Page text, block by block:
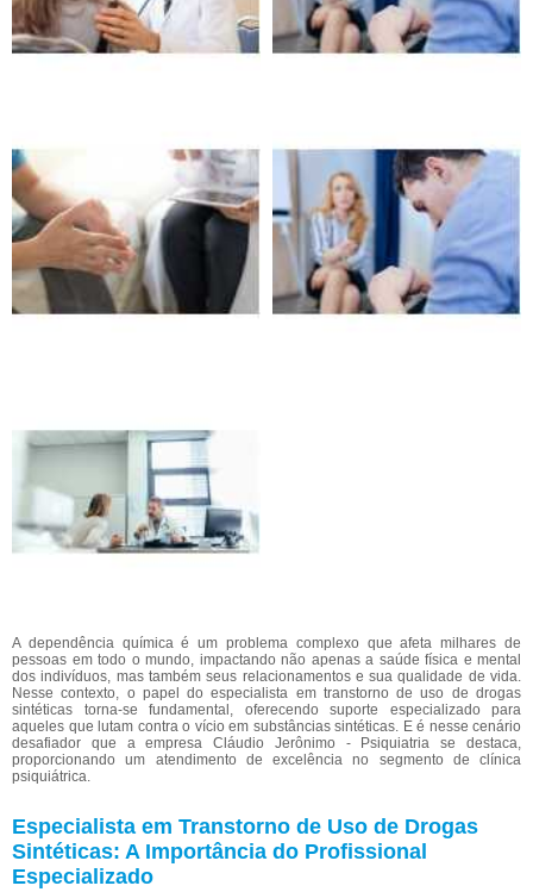
A dependência química é um problema complexo que afeta milhares de
pessoas em todo o mundo, impactando não apenas a saúde física e mental
dos indivíduos, mas também seus relacionamentos e sua qualidade de vida.
Nesse contexto, o papel do especialista em transtorno de uso de drogas
sintéticas torna-se fundamental, oferecendo suporte especializado para
aqueles que lutam contra o vício em substâncias sintéticas. E é nesse cenário
desafiador que a empresa Cláudio Jerônimo - Psiquiatria se destaca,
proporcionando um atendimento de excelência no segmento de clínica
psiquiátrica.
Especialista em Transtorno de Uso de Drogas
Sintéticas: A Importância do Profissional
Especializado